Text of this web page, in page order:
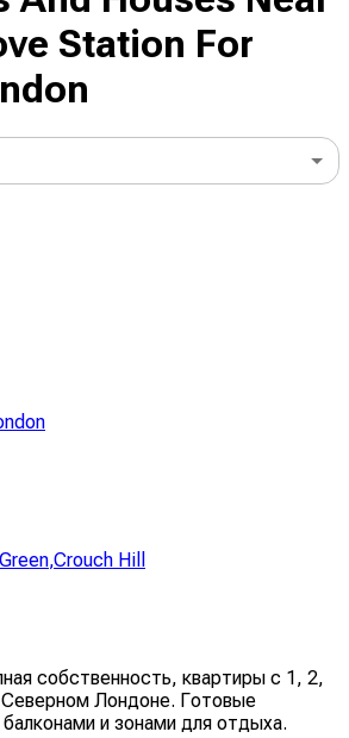
Station For
,Crouch Hill
собственность, квартиры с 1, 2,
Северном Лондоне. Готовые
и зонами для отдыха.